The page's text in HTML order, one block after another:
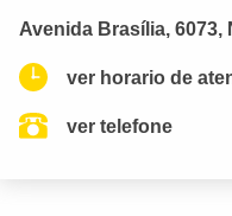
Avenida Brasília, 6073,
ver horario de
ver telefone